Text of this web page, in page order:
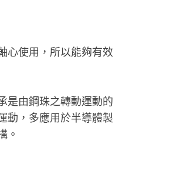
心使用，所以能夠有效
是由鋼珠之轉動運動的
動，多應用於半導體製
。